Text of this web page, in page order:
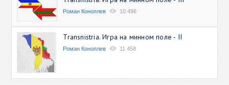
Роман Коноплев 10 496
Transnistria. Игра на минном поле - II
Роман Коноплев 11 458